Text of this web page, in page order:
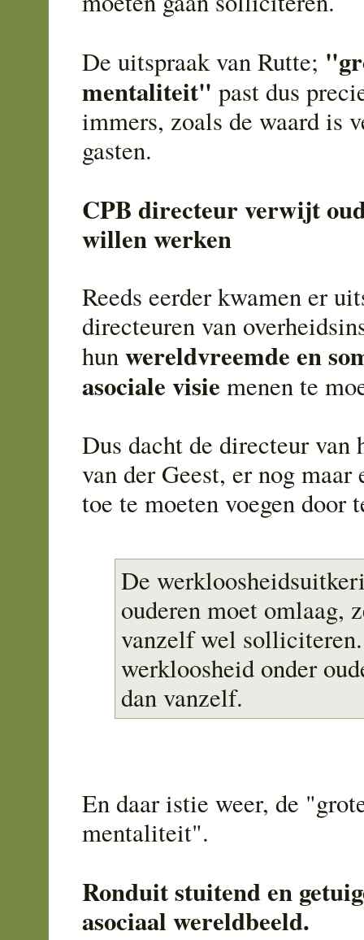
De uitspraak van Rutte;
mentaliteit" past dus
immers, zoals de waard is
gasten.
CPB directeur verwijt
willen werken
Reeds eerder kwamen er
directeuren van
hunwereldvreemde en
asociale visie menen te
Dus dacht de directeur van
van der Geest, er nog maar
toe te moeten voegen door
De
ouderen moet omlaag,
vanzelf wel
werkloosheid onder
dan vanzelf.
En daar istie weer, de
mentaliteit".
Ronduit stuitend en
asociaal wereldbeeld.